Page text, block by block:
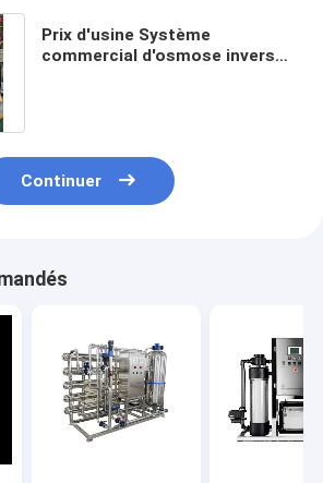
Prix d'usine Système
commercial d'osmose inverse
Continuer